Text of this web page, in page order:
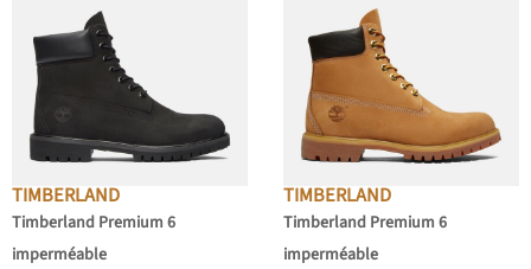
TIMBERLAND
Timberland Premium 6
imperméable
TIMBERLAND
Timberland Premium 6
imperméable